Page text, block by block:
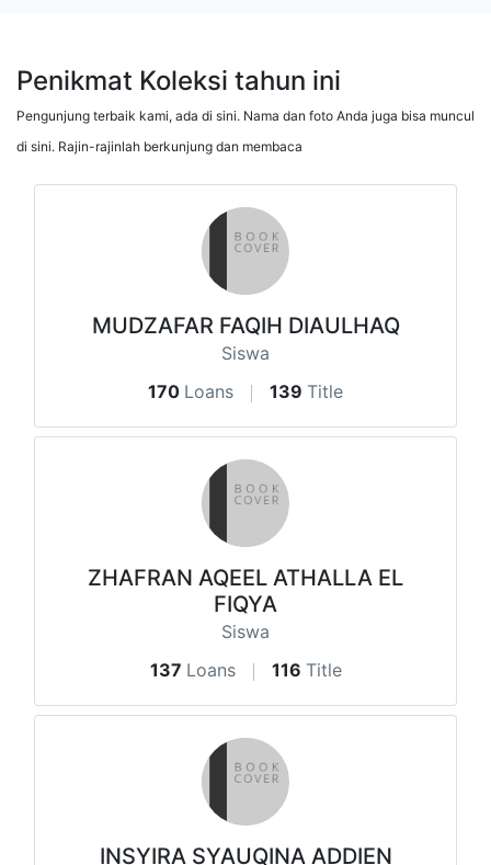
Penikmat Koleksi tahun ini
Pengunjung terbaik kami, ada di sini. Nama dan foto Anda juga bisa muncul
di sini. Rajin-rajinlah berkunjung dan membaca
MUDZAFAR FAQIH DIAULHAQ
Siswa
170 Loans 139 Title
ZHAFRAN AQEEL ATHALLA EL
FIQYA
Siswa
137 Loans 116 Title
INSYIRA SYAUQINA ADDIEN